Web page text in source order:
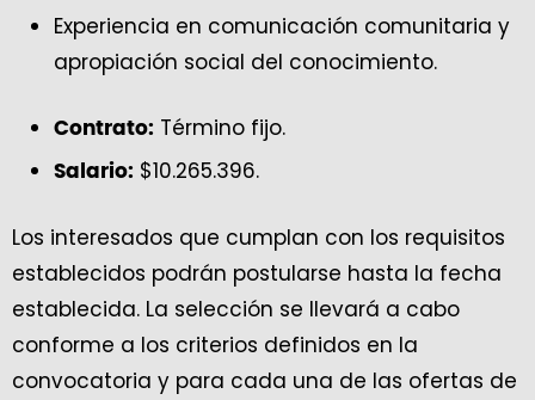
Experiencia en comunicación comunitaria y
apropiación social del conocimiento.
Contrato: Término fijo.
Salario: $10.265.396.
Los interesados que cumplan con los requisitos
establecidos podrán postularse hasta la fecha
establecida. La selección se llevará a cabo
conforme a los criterios definidos en la
convocatoria y para cada una de las ofertas de